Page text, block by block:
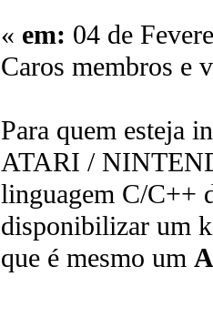
« em: 04 de
Caros membros e
Para quem esteja
ATARI /
linguagem C/C++
disponibilizar um
que é mesmo um